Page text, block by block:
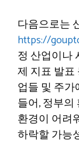
다음으로는
https://
정 산업이나
제 지표 발표
업들 및 주
들어, 정부
환경이 어려
하락할 가능